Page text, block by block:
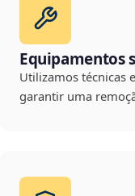
Equipamentos
Utilizamos técnicas
garantir uma